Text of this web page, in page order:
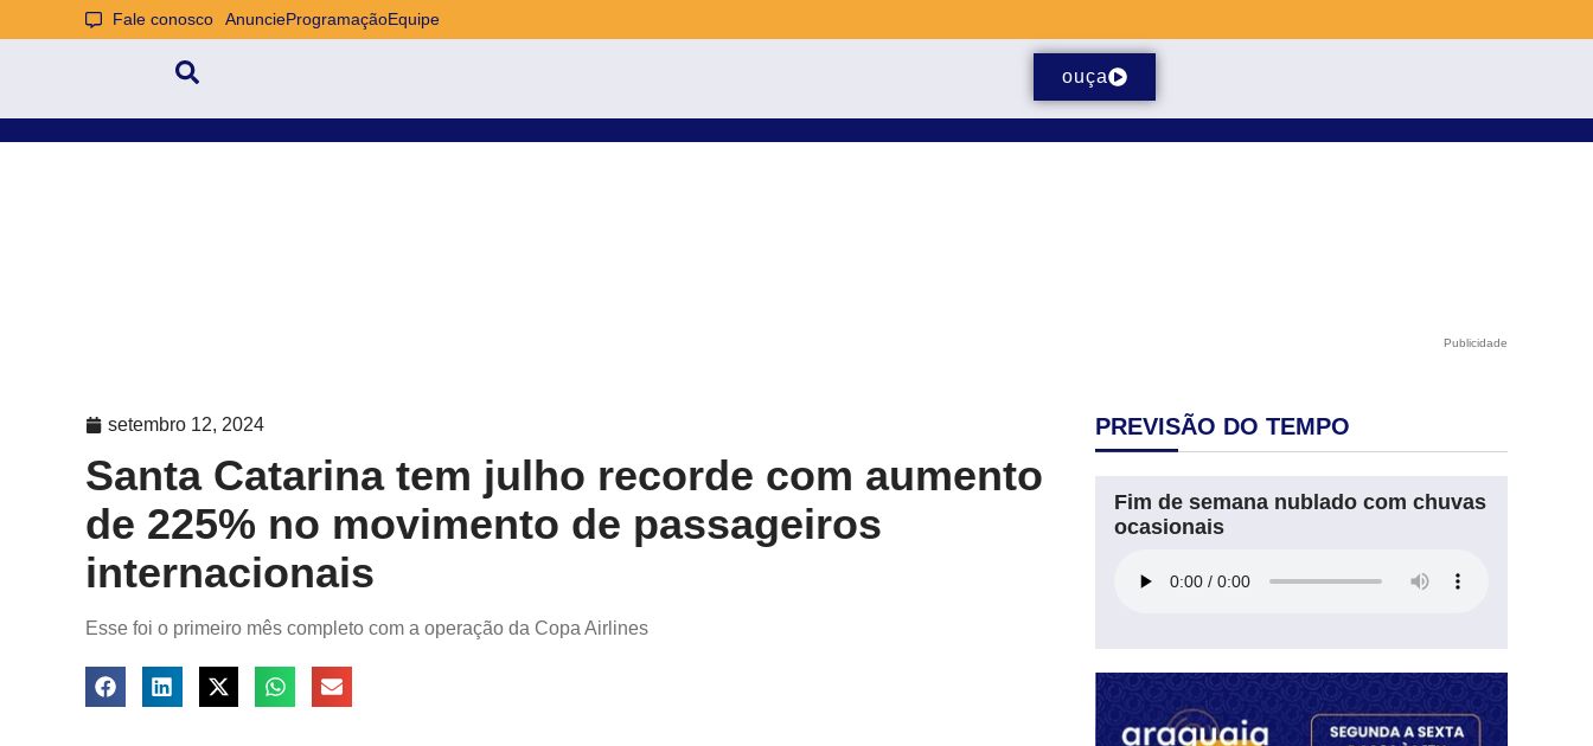
Fale conosco AnuncieProgramaçãoEquipe
ouça
Publicidade
setembro 12, 2024
Santa Catarina tem julho recorde com aumento
de 225% no movimento de passageiros
internacionais
Esse foi o primeiro mês completo com a operação da Copa Airlines
PREVISÃO DO TEMPO
Fim de semana nublado com chuvas
ocasionais